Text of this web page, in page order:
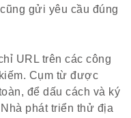
gửi yêu cầu đúng
URL trên các công
Cụm từ được
để dấu cách và ký
phát triển thử địa